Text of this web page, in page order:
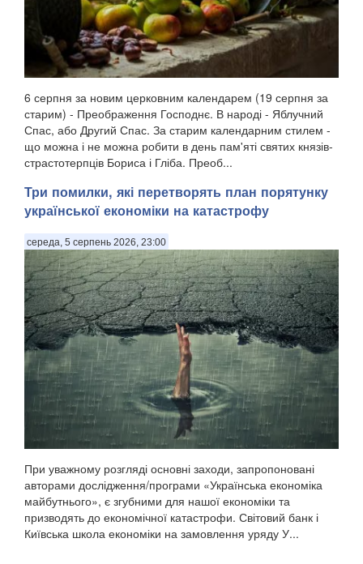
6 серпня за новим церковним календарем (19 серпня за
старим) - Преображення Господнє. В народі - Яблучний
Спас, або Другий Спас. За старим календарним стилем -
що можна і не можна робити в день пам'яті святих князів-
страстотерпців Бориса і Гліба. Преоб...
Три помилки, які перетворять план порятунку
української економіки на катастрофу
середа, 5 серпень 2026, 23:00
При уважному розгляді основні заходи, запропоновані
авторами дослідження/програми «Українська економіка
майбутнього», є згубними для нашої економіки та
призводять до економічної катастрофи. Світовий банк і
Київська школа економіки на замовлення уряду У...